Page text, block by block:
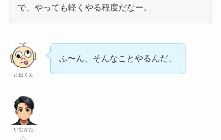
で、やっても軽くやる程度だなー。
山田くん
ふ〜ん、そんなことやるんだ、
いなかた